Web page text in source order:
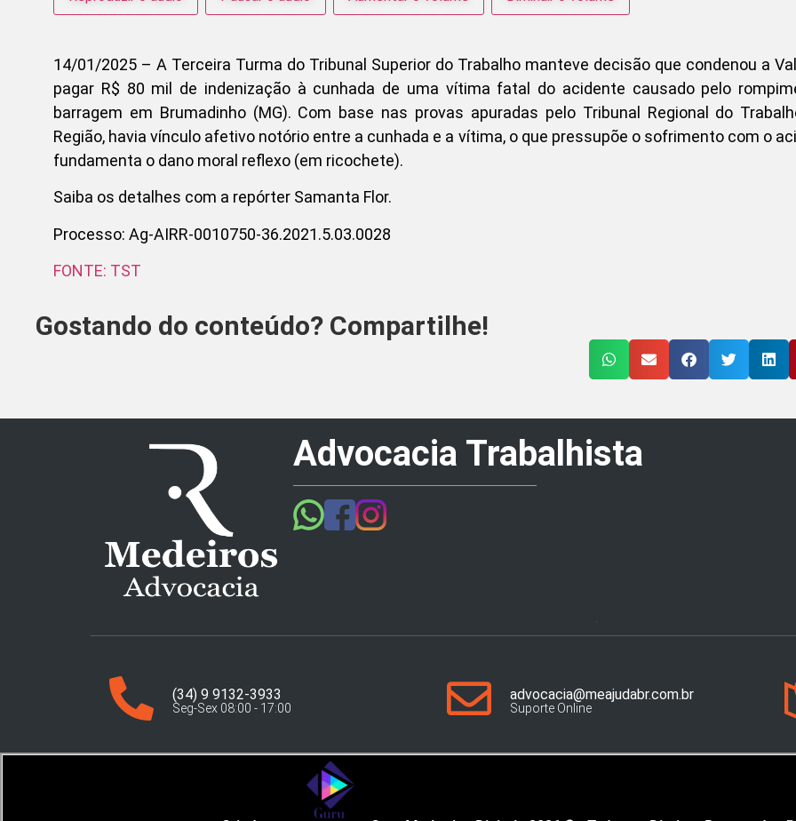
14/01/2025 – A Terceira Turma do Tribunal Superior do Trabalho manteve decisão que condenou a
pagar R$ 80 mil de indenização à cunhada de uma vítima fatal do acidente causado pelo
barragem em Brumadinho (MG). Com base nas provas apuradas pelo Tribunal Regional do
Região, havia vínculo afetivo notório entre a cunhada e a vítima, o que pressupõe o sofrimento com o
fundamenta o dano moral reflexo (em ricochete).
Saiba os detalhes com a repórter Samanta Flor.
Processo: Ag-AIRR-0010750-36.2021.5.03.0028
FONTE: TST
Gostando do conteúdo? Compartilhe!
Advocacia Trabalhista
(34) 9 9132-3933
Seg-Sex 08:00 - 17:00
advocacia@meajudabr.com.br
Suporte Online